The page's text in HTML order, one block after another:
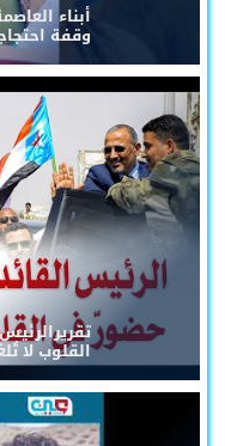
أبناء
وقفة
القلوب لا